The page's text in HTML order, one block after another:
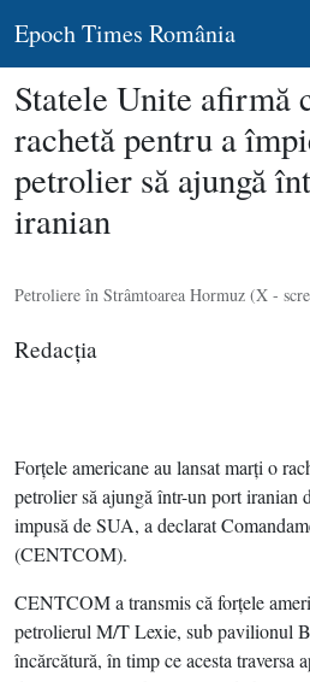
Epoch Times România
Statele Unite afirmă
rachetă pentru a
petrolier să ajungă
iranian
Petroliere în Strâmtoarea Hormuz (X -
Redacţia
Forţele americane au lansat marţi o
petrolier să ajungă într-un port iranian
impusă de SUA, a declarat
(CENTCOM).
CENTCOM a transmis că forţele
petrolierul M/T Lexie, sub pavilionul
încărcătură, în timp ce acesta traversa